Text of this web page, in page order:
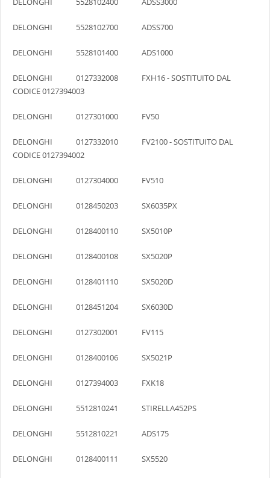
DELONGHI 5528102700 ADSS700
DELONGHI 5528101400 ADS1000
DELONGHI 0127332008 FXH16 - SOSTITUITO DAL
CODICE 0127394003
DELONGHI 0127301000 FV50
DELONGHI 0127332010 FV2100 - SOSTITUITO DAL
CODICE 0127394002
DELONGHI 0127304000 FV510
DELONGHI 0128450203 SX6035PX
DELONGHI 0128400110 SX5010P
DELONGHI 0128400108 SX5020P
DELONGHI 0128401110 SX5020D
DELONGHI 0128451204 SX6030D
DELONGHI 0127302001 FV115
DELONGHI 0128400106 SX5021P
DELONGHI 0127394003 FXK18
DELONGHI 5512810241 STIRELLA452PS
DELONGHI 5512810221 ADS175
DELONGHI 0128400111 SX5520